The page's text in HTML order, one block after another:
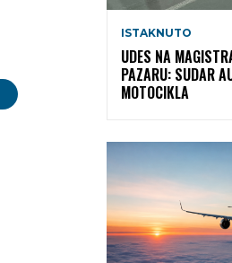
ISTAKNUTO
UDES NA
PAZARU: SUDAR
MOTOCIKLA